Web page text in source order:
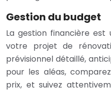
Gestion du budget
La gestion financière
votre projet de
prévisionnel détaillé,
pour les aléas,
prix, et suivez